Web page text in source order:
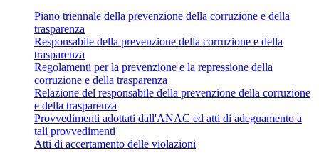
Piano triennale della prevenzione della corruzione e della
trasparenza
Responsabile della prevenzione della corruzione e della
trasparenza
Regolamenti per la prevenzione e la repressione della
corruzione e della trasparenza
Relazione del responsabile della prevenzione della corruzione
e della trasparenza
Provvedimenti adottati dall'ANAC ed atti di adeguamento a
tali provvedimenti
Atti di accertamento delle violazioni